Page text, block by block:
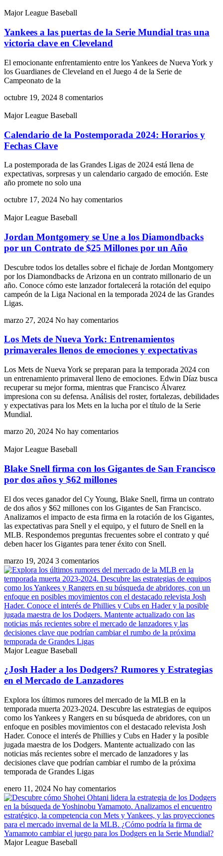
Major League Baseball
Yankees a las puertas de la Serie Mundial tras una
victoria clave en Cleveland
El emocionante enfrentamiento entre los Yankees de Nueva York y
los Guardianes de Cleveland en el Juego 4 de la Serie de
Campeonato de la
octubre 19, 2024 8 comentarios
Major League Baseball
Calendario de la Postemporada 2024: Horarios y
Fechas Clave
La postemporada de las Grandes Ligas de 2024 está llena de
expectativas, sorpresas y un calendario cargado de emoción. Este
año promete no solo una
octubre 17, 2024 No hay comentarios
Major League Baseball
Jordan Montgomery se Une a los Diamondbacks
por un Contrato de $25 Millones por un Año
Descubre todos los detalles sobre el fichaje de Jordan Montgomery
por los Diamondbacks de Arizona en un contrato millonario de un
año. Conoce cómo este lanzador fortalecerá la rotación del equipo
campeón de la Liga Nacional en la temporada 2024 de las Grandes
Ligas.
marzo 27, 2024 No hay comentarios
Los Mets de Nueva York: Entrenamientos
primaverales llenos de emociones y expectativas
Los Mets de Nueva York se preparan para la temporada 2024 con
un entrenamiento primaveral lleno de emociones. Edwin Díaz busca
recuperar su mejor forma, mientras que Francisco Álvarez
impresiona con su defensa. Análisis del roster, fortalezas, debilidades
y expectativas para los Mets en la lucha por el título de la Serie
Mundial.
marzo 20, 2024 No hay comentarios
Major League Baseball
Blake Snell firma con los Gigantes de San Francisco
por dos años y $62 millones
El dos veces ganador del Cy Young, Blake Snell, firma un contrato
de dos años y $62 millones con los Gigantes de San Francisco.
Analizamos el impacto de esta firma en la rotación de los Gigantes,
las expectativas para Snell y el equipo, y el futuro de Snell en la
MLB. Respondemos preguntas frecuentes sobre el contrato y qué
deben hacer los Gigantes para tener éxito con Snell.
marzo 19, 2024 3 comentarios
Major League Baseball
¿Josh Hader a los Dodgers? Rumores y Estrategias
en el Mercado de Lanzadores
Explora los últimos rumores del mercado de la MLB en la
temporada muerta 2023-2024. Descubre las estrategias de equipos
como los Yankees y Rangers en su búsqueda de abridores, con un
enfoque en posibles movimientos con el destacado relevista Josh
Hader. Conoce el interés de Phillies y Cubs en Hader y la posible
jugada maestra de los Dodgers. Mantente actualizado con las
noticias más recientes sobre el mercado de lanzadores y las
decisiones clave que podrían cambiar el rumbo de la próxima
temporada de Grandes Ligas
enero 11, 2024 No hay comentarios
Major League Baseball